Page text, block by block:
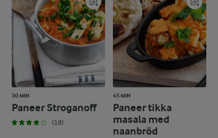
30 MIN
Paneer Stroganoff
(18)
45 MIN
Paneer tikka
masala med
naanbröd